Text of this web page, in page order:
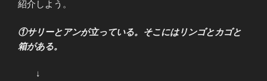
紹介しよう。
①サリーとアンが立っている。そこにはリンゴとカゴと
箱がある。
↓